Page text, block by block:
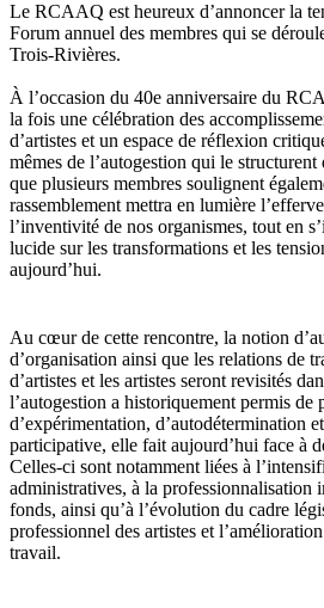
Le RCAAQ est heureux d’annoncer la
Forum annuel des membres qui se
Trois-Rivières.
À l’occasion du 40e anniversaire du
la fois une célébration des
d’artistes et un espace de réflexion
mêmes de l’autogestion qui le
que plusieurs membres soulignent
rassemblement mettra en lumière
l’inventivité de nos organismes, tout en
lucide sur les transformations et les
aujourd’hui.
Au cœur de cette rencontre, la notion
d’organisation ainsi que les relations de
d’artistes et les artistes seront revisités
l’autogestion a historiquement permis de
d’expérimentation, d’autodétermination
participative, elle fait aujourd’hui face à
Celles-ci sont notamment liées à
administratives, à la professionnalisation
fonds, ainsi qu’à l’évolution du cadre
professionnel des artistes et
travail.